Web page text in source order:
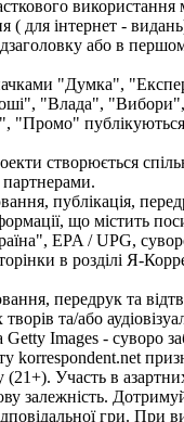
використання
( для інтернет -
або в
"Думка",
"Влада",
"Промо"
створюється
публікація,
що містить
EPA / UPG,
в розділі Я-
передрук та
та/або
Images - суворо
korrespondent.net
(21+). Участь в
залежність.
гри. При